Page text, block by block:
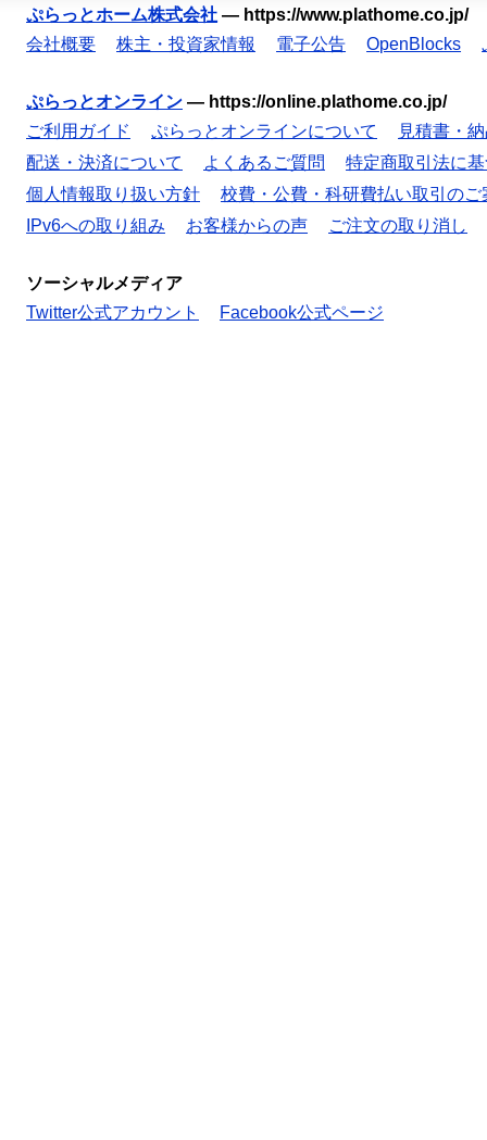
ぷらっとホーム株式会社 — https://www.plathome.co.jp/
会社概要
株主・投資家情報 電子公告 OpenBlocks
ぷらっとオンライン — https://online.plathome.co.jp/
ご利用ガイド
ぷらっとオンラインについて
見積書・
配送・決済について
よくあるご質問
特定商取引法に
個人情報取り扱い方針
校費・公費・科研費払い取引のご
IPv6への取り組み
お客様からの声 ご注文の取り消し
ソーシャルメディア
Twitter公式アカウント
Facebook公式ページ